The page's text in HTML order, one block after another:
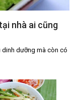
nhà ai cũng
dinh dưỡng mà còn có